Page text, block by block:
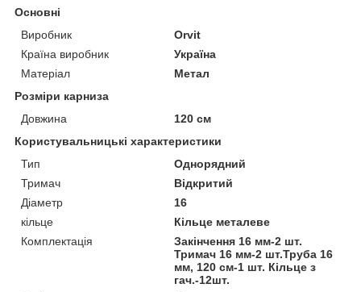
Основні
Виробник
Orvit
Країна виробник
Україна
Матеріал
Метал
Розміри карниза
Довжина
120 см
Користувальницькі характеристики
Тип
Однорядний
Тримач
Відкритий
Діаметр
16
кільце
Кільце металеве
Комплектація
Закінчення 16 мм-2 шт.
Тримач 16 мм-2 шт.Труба 16
мм, 120 см-1 шт. Кільце з
гач.-12шт.